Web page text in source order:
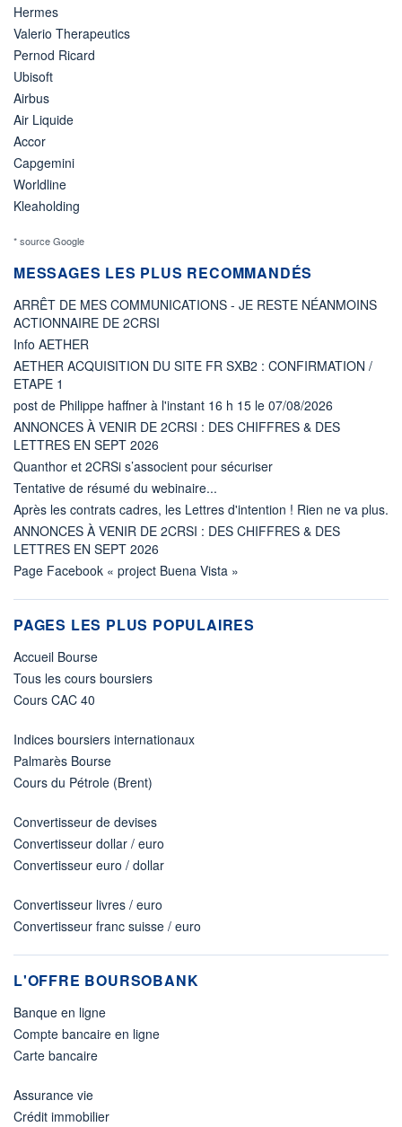
Hermes
Valerio Therapeutics
Pernod Ricard
Ubisoft
Airbus
Air Liquide
Accor
Capgemini
Worldline
Kleaholding
* source Google
MESSAGES LES PLUS RECOMMANDÉS
ARRÊT DE MES COMMUNICATIONS - JE RESTE NÉANMOINS
ACTIONNAIRE DE 2CRSI
Info AETHER
AETHER ACQUISITION DU SITE FR SXB2 : CONFIRMATION /
ETAPE 1
post de Philippe haffner à l'instant 16 h 15 le 07/08/2026
ANNONCES À VENIR DE 2CRSI : DES CHIFFRES & DES
LETTRES EN SEPT 2026
Quanthor et 2CRSi s’associent pour sécuriser
Tentative de résumé du webinaire...
Après les contrats cadres, les Lettres d'intention ! Rien ne va plus.
ANNONCES À VENIR DE 2CRSI : DES CHIFFRES & DES
LETTRES EN SEPT 2026
Page Facebook « project Buena Vista »
PAGES LES PLUS POPULAIRES
Accueil Bourse
Tous les cours boursiers
Cours CAC 40
Indices boursiers internationaux
Palmarès Bourse
Cours du Pétrole (Brent)
Convertisseur de devises
Convertisseur dollar / euro
Convertisseur euro / dollar
Convertisseur livres / euro
Convertisseur franc suisse / euro
L'OFFRE BOURSOBANK
Banque en ligne
Compte bancaire en ligne
Carte bancaire
Assurance vie
Crédit immobilier